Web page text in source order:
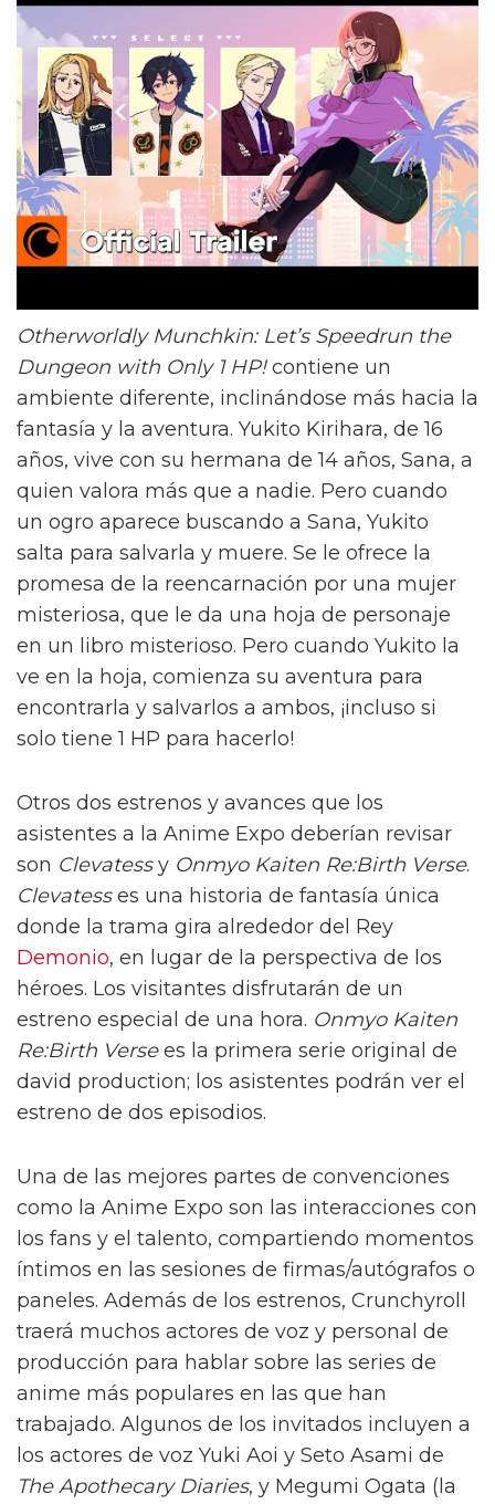
Otherworldly Munchkin: Let’s Speedrun the
Dungeon with Only 1 HP!contiene un
ambiente diferente, inclinándose más hacia la
fantasía y la aventura. Yukito Kirihara, de 16
años, vive con su hermana de 14 años, Sana, a
quien valora más que a nadie. Pero cuando
un ogro aparece buscando a Sana, Yukito
salta para salvarla y muere. Se le ofrece la
promesa de la reencarnación por una mujer
misteriosa, que le da una hoja de personaje
en un libro misterioso. Pero cuando Yukito la
ve en la hoja, comienza su aventura para
encontrarla y salvarlos a ambos, ¡incluso si
solo tiene 1 HP para hacerlo!
Otros dos estrenos y avances que los
asistentes a la Anime Expo deberían revisar
son Clevatessy Onmyo Kaiten Re:Birth Verse.
Clevatesses una historia de fantasía única
donde la trama gira alrededor del Rey
Demonio, en lugar de la perspectiva de los
héroes. Los visitantes disfrutarán de un
estreno especial de una hora. Onmyo Kaiten
Re:Birth Versees la primera serie original de
david production; los asistentes podrán ver el
estreno de dos episodios.
Una de las mejores partes de convenciones
como la Anime Expo son las interacciones con
los fans y el talento, compartiendo momentos
íntimos en las sesiones de firmas/autógrafos o
paneles. Además de los estrenos, Crunchyroll
traerá muchos actores de voz y personal de
producción para hablar sobre las series de
anime más populares en las que han
trabajado. Algunos de los invitados incluyen a
los actores de voz Yuki Aoi y Seto Asami de
The Apothecary Diaries, y Megumi Ogata (la